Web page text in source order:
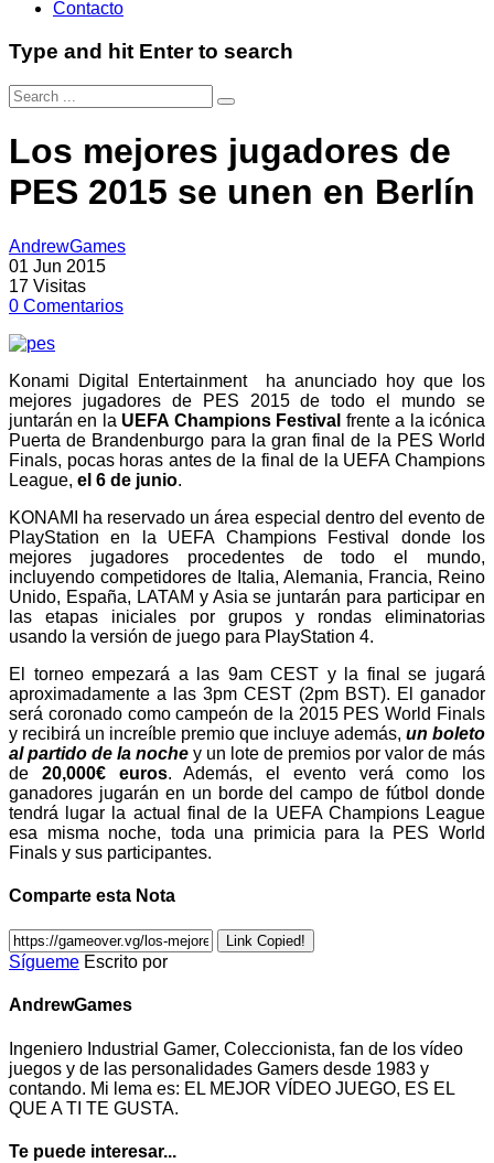
Contacto
Type and hit Enter to search
Los mejores jugadores de
PES 2015 se unen en Berlín
AndrewGames
01 Jun 2015
17 Visitas
0 Comentarios
Konami Digital Entertainment ha anunciado hoy que los
mejores jugadores de PES 2015 de todo el mundo se
juntarán en la UEFA Champions Festival frente a la icónica
Puerta de Brandenburgo para la gran final de la PES World
Finals, pocas horas antes de la final de la UEFA Champions
League, el 6 de junio.
KONAMI ha reservado un área especial dentro del evento de
PlayStation en la UEFA Champions Festival donde los
mejores jugadores procedentes de todo el mundo,
incluyendo competidores de Italia, Alemania, Francia, Reino
Unido, España, LATAM y Asia se juntarán para participar en
las etapas iniciales por grupos y rondas eliminatorias
usando la versión de juego para PlayStation 4.
El torneo empezará a las 9am CEST y la final se jugará
aproximadamente a las 3pm CEST (2pm BST). El ganador
será coronado como campeón de la 2015 PES World Finals
y recibirá un increíble premio que incluye además, un boleto
al partido de la noche y un lote de premios por valor de más
de 20,000€ euros. Además, el evento verá como los
ganadores jugarán en un borde del campo de fútbol donde
tendrá lugar la actual final de la UEFA Champions League
esa misma noche, toda una primicia para la PES World
Finals y sus participantes.
Comparte esta Nota
Link Copied!
Sígueme Escrito por
AndrewGames
Ingeniero Industrial Gamer, Coleccionista, fan de los vídeo
juegos y de las personalidades Gamers desde 1983 y
contando. Mi lema es: EL MEJOR VÍDEO JUEGO, ES EL
QUE A TI TE GUSTA.
Te puede interesar...